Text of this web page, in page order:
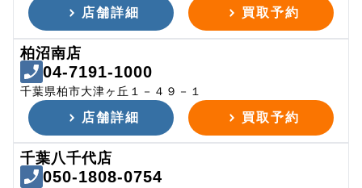
店舗詳細 買取予約
柏沼南店
04-7191-1000
千葉県柏市大津ヶ丘１－４９－１
店舗詳細 買取予約
千葉八千代店
050-1808-0754